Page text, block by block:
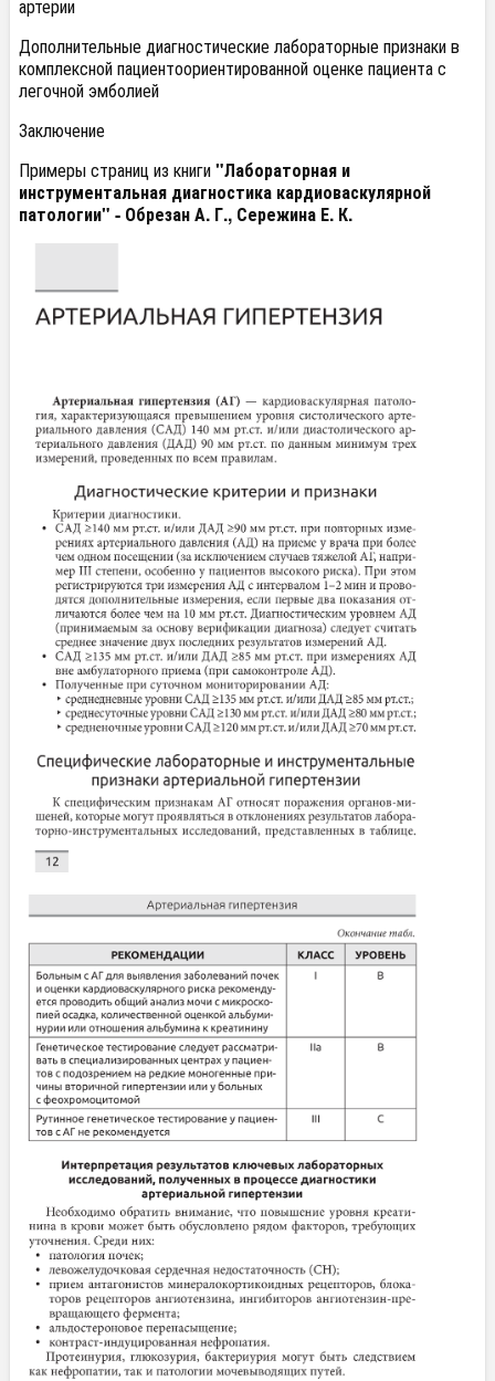
артерии
Дополнительные диагностические лабораторные признаки в
комплексной пациентоориентированной оценке пациента с
легочной эмболией
Заключение
Примеры страниц из книги"Лабораторная и
инструментальная диагностика кардиоваскулярной
патологии" - Обрезан А. Г., Сережина Е. К.